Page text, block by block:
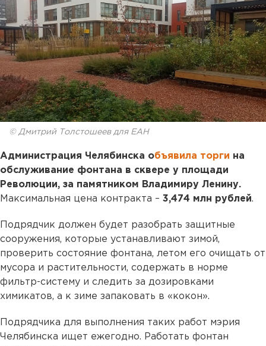
© Дмитрий Толстошеев для ЕАН
Администрация Челябинска объявила торги на
обслуживание фонтана в сквере у площади
Революции, за памятником Владимиру Ленину.
Максимальная цена контракта – 3,474 млн рублей.
Подрядчик должен будет разобрать защитные
сооружения, которые устанавливают зимой,
проверить состояние фонтана, летом его очищать от
мусора и растительности, содержать в норме
фильтр-систему и следить за дозировками
химикатов, а к зиме запаковать в «кокон».
Подрядчика для выполнения таких работ мэрия
Челябинска ищет ежегодно. Работать фонтан